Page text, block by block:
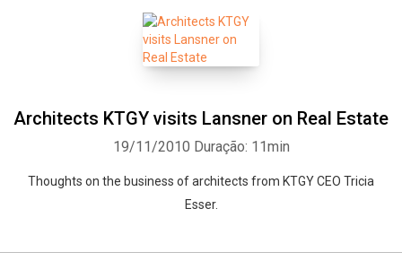
Architects KTGY visits Lansner on Real Estate
19/11/2010 Duração: 11min
Thoughts on the business of architects from KTGY CEO Tricia
Esser.